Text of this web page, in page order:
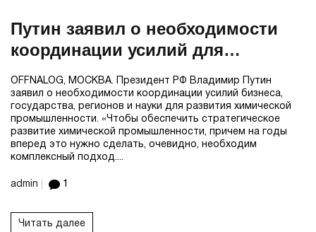
Путин заявил о необходимости
координации усилий для
развития химической
промышленности
OFFNALOG, МОСКВА. Президент РФ Владимир Путин
заявил о необходимости координации усилий бизнеса,
государства, регионов и науки для развития химической
промышленности. «Чтобы обеспечить стратегическое
развитие химической промышленности, причем на годы
вперед это нужно сделать, очевидно, необходим
комплексный подход....
admin 1
Читать далее